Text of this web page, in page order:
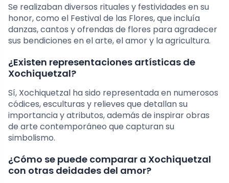
Se realizaban diversos rituales y festividades en su
honor, como el Festival de las Flores, que incluía
danzas, cantos y ofrendas de flores para agradecer
sus bendiciones en el arte, el amor y la agricultura.
¿Existen representaciones artísticas de
Xochiquetzal?
Sí, Xochiquetzal ha sido representada en numerosos
códices, esculturas y relieves que detallan su
importancia y atributos, además de inspirar obras
de arte contemporáneo que capturan su
simbolismo.
¿Cómo se puede comparar a Xochiquetzal
con otras deidades del amor?